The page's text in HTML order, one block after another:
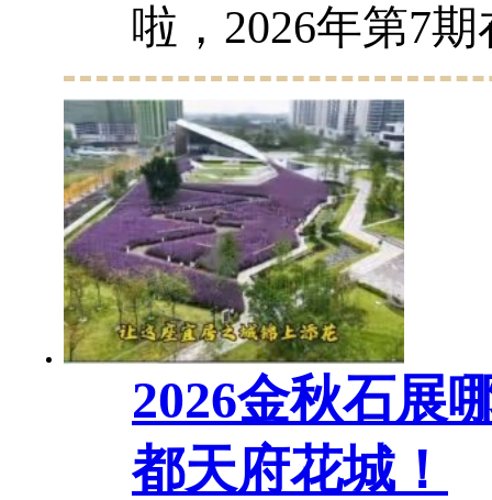
啦，2026年第7
激烈的环境中克
负重前行，为广
奉上了视觉精神
以极大的包容、
2026金秋石展
都天府花城！